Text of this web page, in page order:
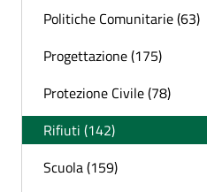
Politiche Comunitarie (63)
Progettazione (175)
Protezione Civile (78)
Rifiuti (142)
Scuola (159)